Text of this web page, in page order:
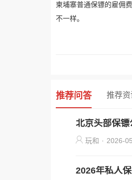
柬埔寨普通保镖的雇佣
不一样。
推荐问答 推荐资
北京头部保镖
玩和 · 2026-
2026年私人